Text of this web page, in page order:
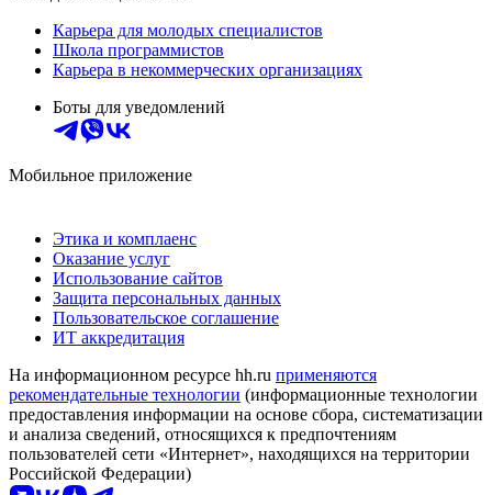
Карьера для молодых специалистов
Школа программистов
Карьера в некоммерческих организациях
Боты для уведомлений
Мобильное приложение
Этика и комплаенс
Оказание услуг
Использование сайтов
Защита персональных данных
Пользовательское соглашение
ИТ аккредитация
На информационном ресурсе hh.ru применяются
рекомендательные технологии (информационные технологии
предоставления информации на основе сбора, систематизации
и анализа сведений, относящихся к предпочтениям
пользователей сети «Интернет», находящихся на территории
Российской Федерации)